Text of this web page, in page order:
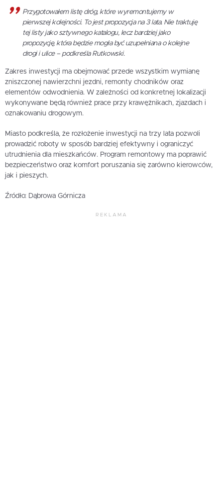
Przygotowałem listę dróg, które wyremontujemy w
pierwszej kolejności. To jest propozycja na 3 lata. Nie traktuję
tej listy jako sztywnego katalogu, lecz bardziej jako
propozycję, która będzie mogła być uzupełniana o kolejne
drogi i ulice – podkreśla Rutkowski.
Zakres inwestycji ma obejmować przede wszystkim wymianę
zniszczonej nawierzchni jezdni, remonty chodników oraz
elementów odwodnienia. W zależności od konkretnej lokalizacji
wykonywane będą również prace przy krawężnikach, zjazdach i
oznakowaniu drogowym.
Miasto podkreśla, że rozłożenie inwestycji na trzy lata pozwoli
prowadzić roboty w sposób bardziej efektywny i ograniczyć
utrudnienia dla mieszkańców. Program remontowy ma poprawić
bezpieczeństwo oraz komfort poruszania się zarówno kierowców,
jak i pieszych.
Źródło: Dąbrowa Górnicza
REKLAMA